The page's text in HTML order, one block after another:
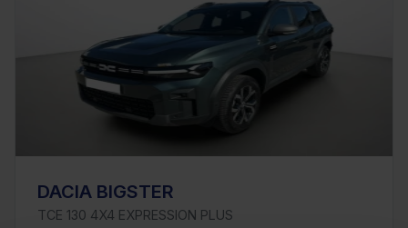
DACIA BIGSTER
TCE 130 4X4 EXPRESSION PLUS